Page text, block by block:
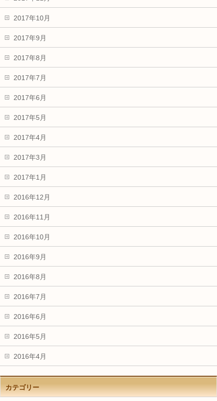
2017年10月
2017年9月
2017年8月
2017年7月
2017年6月
2017年5月
2017年4月
2017年3月
2017年1月
2016年12月
2016年11月
2016年10月
2016年9月
2016年8月
2016年7月
2016年6月
2016年5月
2016年4月
カテゴリー